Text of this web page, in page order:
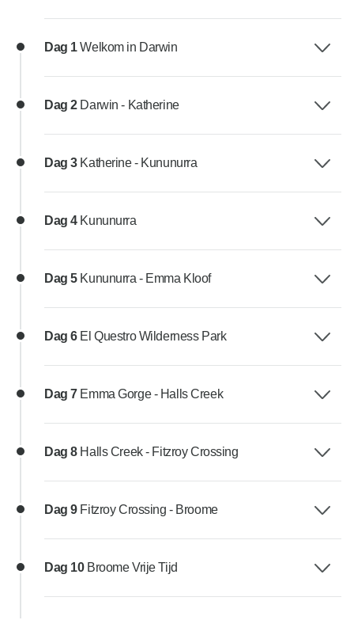
Dag 1Welkom in Darwin
Dag 2 Darwin - Katherine
Dag 3 Katherine - Kununurra
Dag 4 Kununurra
Dag 5 Kununurra - Emma Kloof
Dag 6 El Questro Wilderness Park
Dag 7 Emma Gorge - Halls Creek
Dag 8 Halls Creek - Fitzroy Crossing
Dag 9 Fitzroy Crossing - Broome
Dag 10 Broome Vrije Tijd